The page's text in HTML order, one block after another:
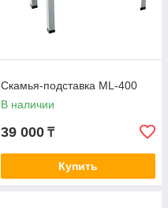
Скамья-подставка ML-400
В наличии
39 000 ₸
Купить